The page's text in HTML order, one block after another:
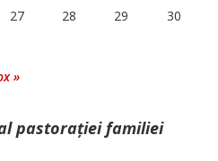
27 28 29
30
»
pastorației familiei